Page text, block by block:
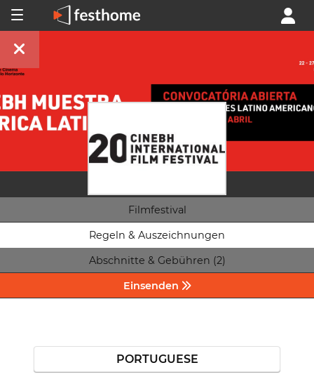
Filmfestival
Regeln & Auszeichnungen
Abschnitte & Gebühren (2)
Einsenden
PORTUGUESE